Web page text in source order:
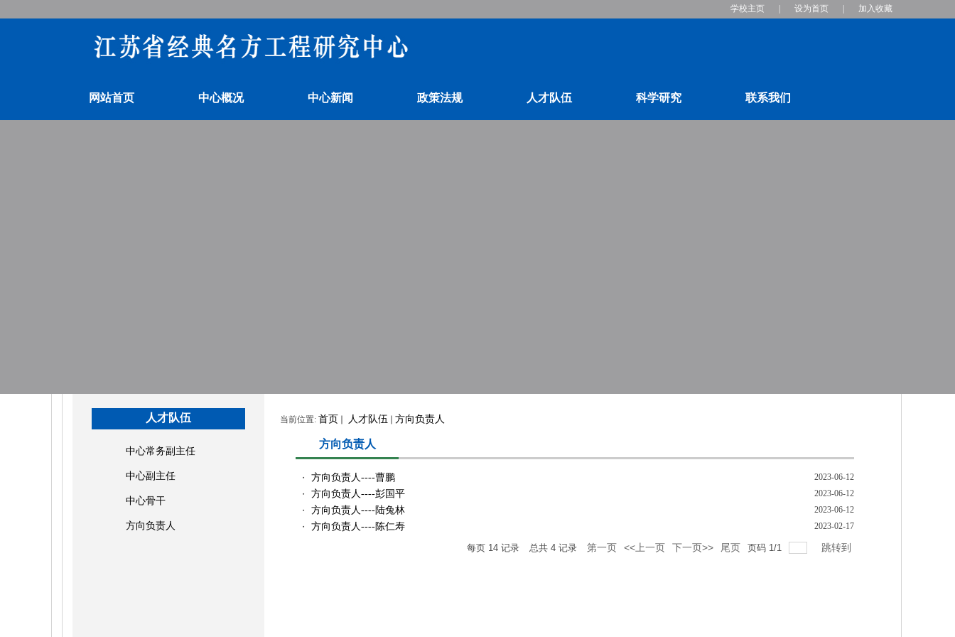
学校主页 设为首页 加入收藏
网站首页 中心概况 中心新闻 政策法规 人才队伍 科学研究 联系我们
人才队伍
中心常务副主任
中心副主任
中心骨干
方向负责人
当前位置: 首页 人才队伍 方向负责人
方向负责人
・ 方向负责人----曹鹏
2023-06-12
・
方向负责人----彭国平
2023-06-12
・
方向负责人----陆兔林
2023-06-12
・
方向负责人----陈仁寿 2023-02-17
每页 14 记录 总共 4 记录 第一页 <<上一页 下一页>> 尾页 页码 1/1 跳转到